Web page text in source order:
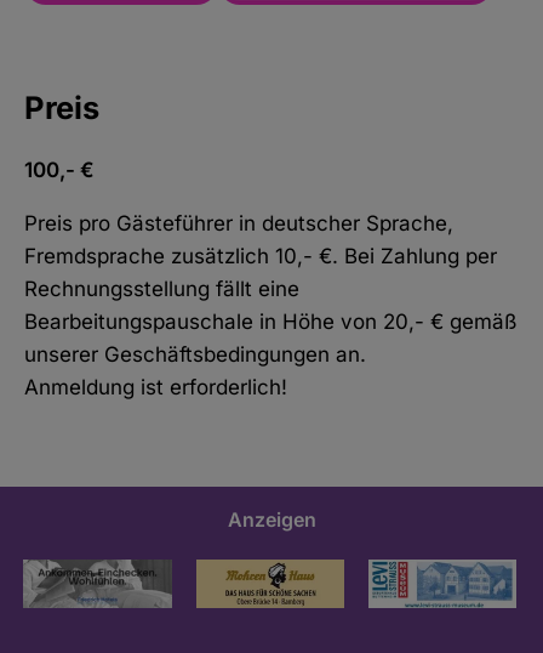
Preis
100,- €
Preis pro Gästeführer in deutscher Sprache,
Fremdsprache zusätzlich 10,- €. Bei Zahlung per
Rechnungsstellung fällt eine
Bearbeitungspauschale in Höhe von 20,- € gemäß
unserer Geschäftsbedingungen an.
Anmeldung ist erforderlich!
Anzeigen